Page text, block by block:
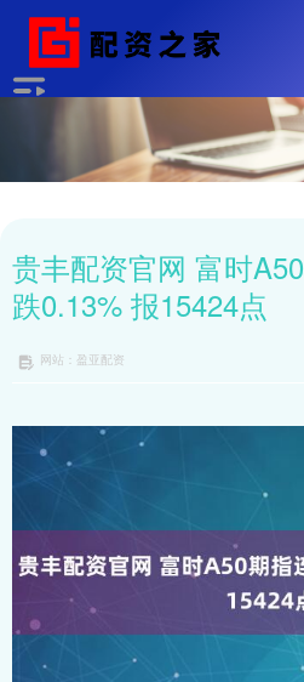
贵丰配资官网 富时
跌0.13% 报15424点
网站：盈亚配资